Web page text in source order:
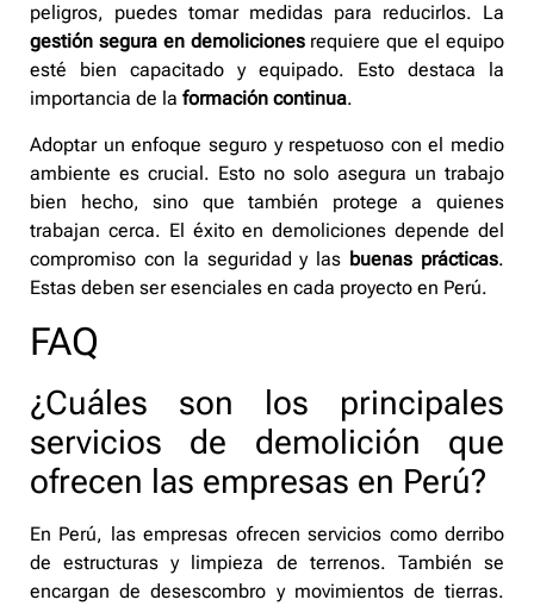
peligros, puedes tomar medidas para reducirlos. La
gestión segura en demolicionesrequiere que el equipo
esté bien capacitado y equipado. Esto destaca la
importancia de la formación continua.
Adoptar un enfoque seguro y respetuoso con el medio
ambiente es crucial. Esto no solo asegura un trabajo
bien hecho, sino que también protege a quienes
trabajan cerca. El éxito en demoliciones depende del
compromiso con la seguridad y las buenas prácticas.
Estas deben ser esenciales en cada proyecto en Perú.
FAQ
¿Cuáles son los principales
servicios de demolición que
ofrecen las empresas en Perú?
En Perú, las empresas ofrecen servicios como derribo
de estructuras y limpieza de terrenos. También se
encargan de desescombro y movimientos de tierras.